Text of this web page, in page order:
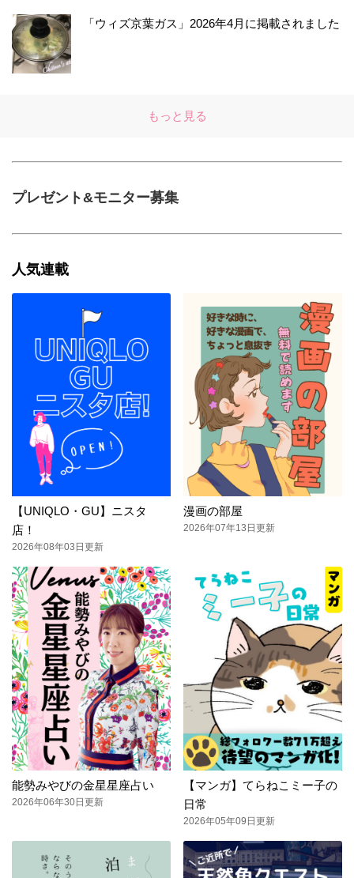
「ウィズ京葉ガス」2026年4月に掲載されました
もっと見る
プレゼント&モニター募集
人気連載
【UNIQLO・GU】ニスタ
店！
2026年08年03日更新
漫画の部屋
2026年07年13日更新
能勢みやびの金星星座占い
2026年06年30日更新
【マンガ】てらねこミー子の
日常
2026年05年09日更新